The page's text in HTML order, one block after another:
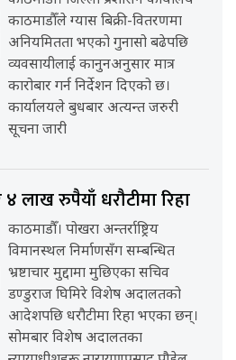
काठमाडौँले ग्यास बिक्री-वितरणमा
अनियमितता भएको गुनासो बढेपछि
व्यवसायीलाई कानुनअनुसार मात्र
कारोबार गर्न निर्देशन दिएको छ।
कार्यालयले बुधबार अत्यन्त जरुरी
सूचना जारी
लाख रुपैयाँ धरौटीमा रिहा
काठमाडौँ। पोखरा अन्तर्राष्ट्रिय
विमानस्थल निर्माणसँग सम्बन्धित
भ्रष्टाचार मुद्दामा मुछिएका सचिव
डण्डुराज घिमिरे विशेष अदालतको
आदेशपछि धरौटीमा रिहा भएका छन्।
सोमबार विशेष अदालतका